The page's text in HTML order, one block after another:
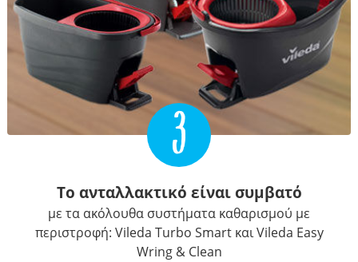
3
Το ανταλλακτικό είναι συμβατό
με τα ακόλουθα συστήματα καθαρισμού με
περιστροφή: Vileda Turbo Smart και Vileda Easy
Wring & Clean